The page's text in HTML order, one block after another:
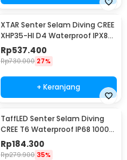
XTAR Senter Selam Diving CREE
XHP35-HI D4 Waterproof IPX8
1600 Lumens - D26 1600S
Rp537.400
Rp730.000 27%
+ Keranjang
TaffLED Senter Selam Diving
CREE T6 Waterproof IP68 10000
Lumens - TG-S151
Rp184.300
Rp279.900 35%